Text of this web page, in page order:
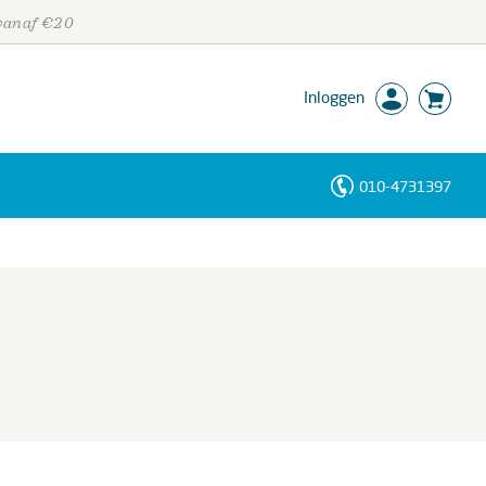
€20
Inloggen
010-4731397
Personen